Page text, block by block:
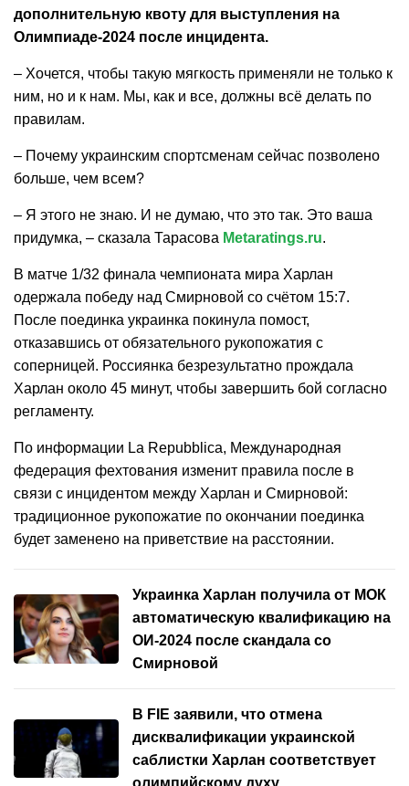
дополнительную квоту для выступления на
Олимпиаде‑2024 после инцидента.
– Хочется, чтобы такую мягкость применяли не только к
ним, но и к нам. Мы, как и все, должны всё делать по
правилам.
– Почему украинским спортсменам сейчас позволено
больше, чем всем?
– Я этого не знаю. И не думаю, что это так. Это ваша
придумка, – сказала Тарасова Metaratings.ru.
В матче 1/32 финала чемпионата мира Харлан
одержала победу над Смирновой со счётом 15:7.
После поединка украинка покинула помост,
отказавшись от обязательного рукопожатия с
соперницей. Россиянка безрезультатно прождала
Харлан около 45 минут, чтобы завершить бой согласно
регламенту.
По информации La Repubblica, Международная
федерация фехтования изменит правила после в
связи с инцидентом между Харлан и Смирновой:
традиционное рукопожатие по окончании поединка
будет заменено на приветствие на расстоянии.
Украинка Харлан получила от МОК
автоматическую квалификацию на
ОИ-2024 после скандала со
Смирновой
В FIE заявили, что отмена
дисквалификации украинской
саблистки Харлан соответствует
олимпийскому духу